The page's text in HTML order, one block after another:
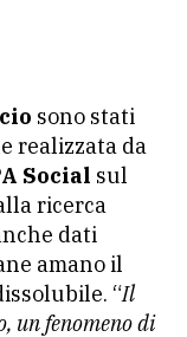
sono stati
realizzata da
Social sul
ricerca
dati
amano il
“Il
un fenomeno di